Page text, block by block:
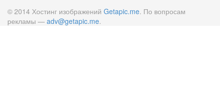
© 2014 Хостинг изображений Getapic.me. По вопросам
рекламы — adv@getapic.me.